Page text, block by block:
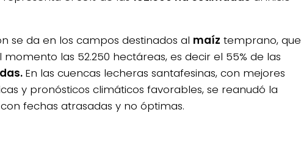
se da en los campos destinados al maíz temprano, que
las 52.250 hectáreas, es decir el 55% de las
En las cuencas lecheras santafesinas, con mejores
y pronósticos climáticos favorables, se reanudó la
fechas atrasadas y no óptimas.